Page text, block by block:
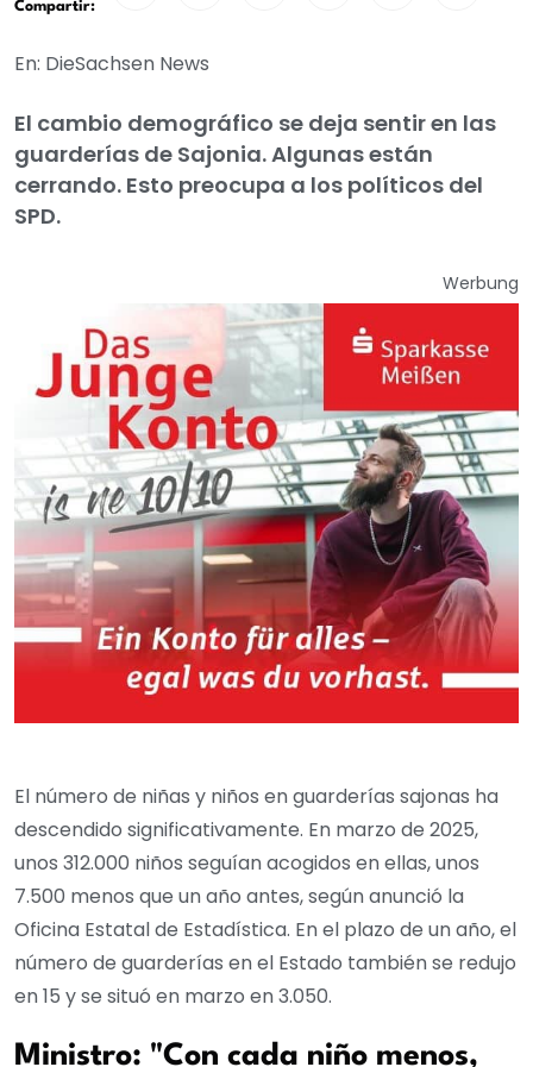
Compartir:
En: DieSachsen News
El cambio demográfico se deja sentir en las
guarderías de Sajonia. Algunas están
cerrando. Esto preocupa a los políticos del
SPD.
Werbung
El número de niñas y niños en guarderías sajonas ha
descendido significativamente. En marzo de 2025,
unos 312.000 niños seguían acogidos en ellas, unos
7.500 menos que un año antes, según anunció la
Oficina Estatal de Estadística. En el plazo de un año, el
número de guarderías en el Estado también se redujo
en 15 y se situó en marzo en 3.050.
Ministro: "Con cada niño menos,